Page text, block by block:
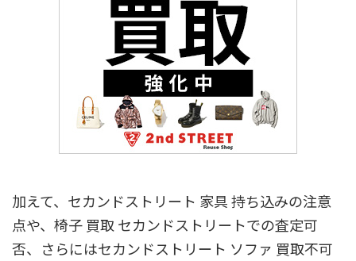
加えて、セカンドストリート 家具 持ち込みの注意
点や、椅子 買取 セカンドストリートでの査定可
否、さらにはセカンドストリート ソファ 買取不可